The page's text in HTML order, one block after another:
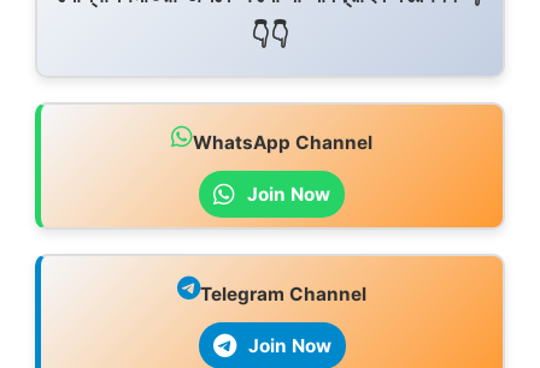
👇👇
WhatsApp Channel
Join Now
Telegram Channel
Join Now